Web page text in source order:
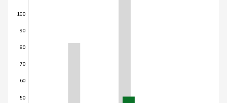
50
60
70
80
90
100